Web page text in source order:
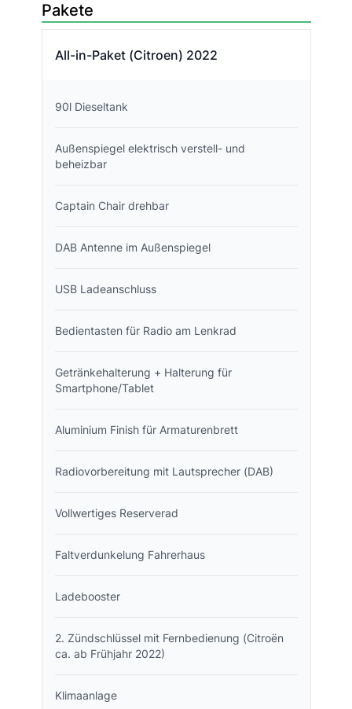
Pakete
All-in-Paket (Citroen) 2022
90l Dieseltank
Außenspiegel elektrisch verstell- und
beheizbar
Captain Chair drehbar
DAB Antenne im Außenspiegel
USB Ladeanschluss
Bedientasten für Radio am Lenkrad
Getränkehalterung + Halterung für
Smartphone/Tablet
Aluminium Finish für Armaturenbrett
Radiovorbereitung mit Lautsprecher (DAB)
Vollwertiges Reserverad
Faltverdunkelung Fahrerhaus
Ladebooster
2. Zündschlüssel mit Fernbedienung (Citroën
ca. ab Frühjahr 2022)
Klimaanlage